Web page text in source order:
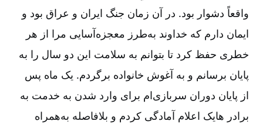
واقعاً دشوار بود. در آن زمان جنگ ایران و عراق بود و
ایمان دارم که خداوند به‌‌طرز معجزه‌‌آسایی مرا از هر
خطری حفظ کرد تا بتوانم به سلامت این دو سال را به
پایان برسانم و به آغوش خانواده برگردم. یک ماه پس
از پایان دوران سربازی‌‌ام برای وارد شدن به خدمت به
برادر هایک اعلام آمادگی کردم و بلافاصله به‌‌همراه